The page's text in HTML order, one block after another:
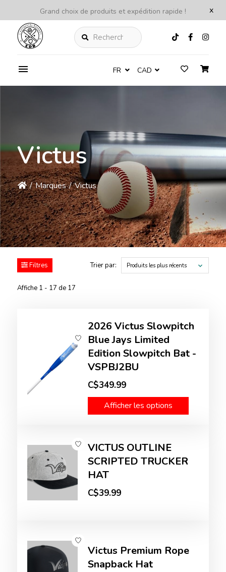
x
Grand choix de produits et expédition rapide !
Rechercher
FR CAD
Victus
/ Marques / Victus
Filtres
Affiche 1 - 17 de 17
Trier par: Produits les plus récents
2026 Victus Slowpitch
Blue Jays Limited
Edition Slowpitch Bat -
VSPBJ2BU
C$349.99
Afficher les options
VICTUS OUTLINE
SCRIPTED TRUCKER
HAT
C$39.99
Victus Premium Rope
Snapback Hat